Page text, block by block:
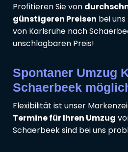
Profitieren Sie von
günstigeren Preisen bei
von Karlsruhe nach
unschlagbaren Preis!
Spontaner Umzug
Schaerbeek
Flexibilität ist unser
Termine für Ihren Umzug
Schaerbeek sind bei uns